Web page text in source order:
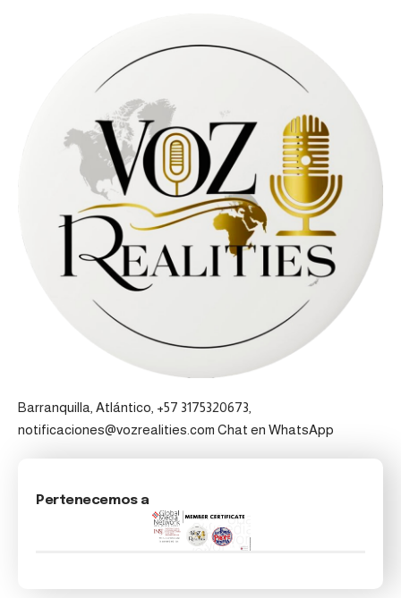
Barranquilla, Atlántico, +57 3175320673,
notificaciones@vozrealities.com Chat en WhatsApp
Pertenecemos a